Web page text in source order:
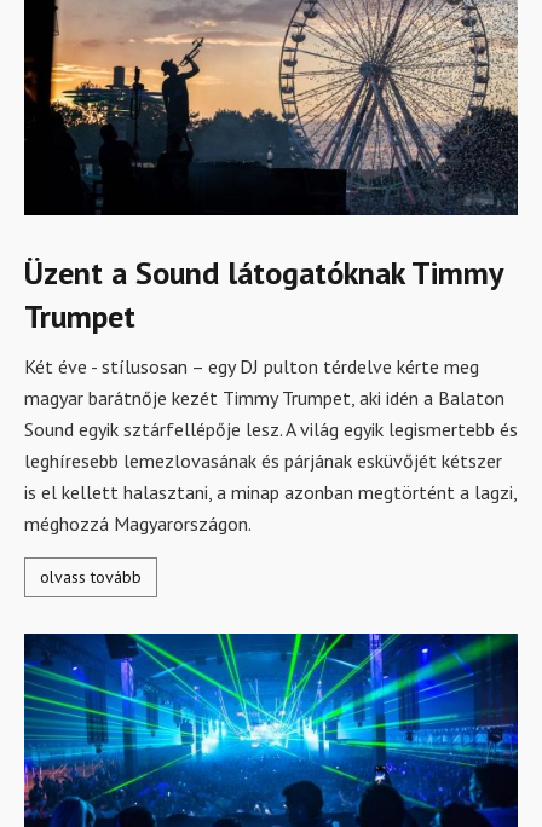
Üzent a Sound látogatóknak Timmy
Trumpet
Két éve - stílusosan – egy DJ pulton térdelve kérte meg
magyar barátnője kezét Timmy Trumpet, aki idén a Balaton
Sound egyik sztárfellépője lesz. A világ egyik legismertebb és
leghíresebb lemezlovasának és párjának esküvőjét kétszer
is el kellett halasztani, a minap azonban megtörtént a lagzi,
méghozzá Magyarországon.
olvass tovább